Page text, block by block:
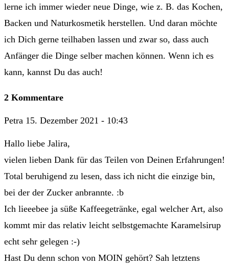
lerne ich immer wieder neue Dinge, wie z. B. das Kochen,
Backen und Naturkosmetik herstellen. Und daran möchte
ich Dich gerne teilhaben lassen und zwar so, dass auch
Anfänger die Dinge selber machen können. Wenn ich es
kann, kannst Du das auch!
2 Kommentare
Petra 15. Dezember 2021 - 10:43
Hallo liebe Jalira,
vielen lieben Dank für das Teilen von Deinen Erfahrungen!
Total beruhigend zu lesen, dass ich nicht die einzige bin,
bei der der Zucker anbrannte. :b
Ich lieeebee ja süße Kaffeegetränke, egal welcher Art, also
kommt mir das relativ leicht selbstgemachte Karamelsirup
echt sehr gelegen :-)
Hast Du denn schon von MOIN gehört? Sah letztens